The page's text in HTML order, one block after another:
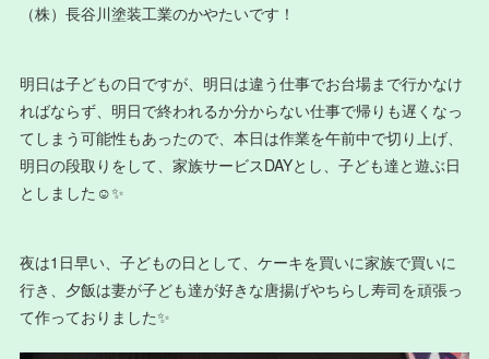
（株）長谷川塗装工業のかやたいです！
明日は子どもの日ですが、明日は違う仕事でお台場まで行かなけ
ればならず、明日で終われるか分からない仕事で帰りも遅くなっ
てしまう可能性もあったので、本日は作業を午前中で切り上げ、
明日の段取りをして、家族サービスDAYとし、子ども達と遊ぶ日
としました☺️✨
夜は1日早い、子どもの日として、ケーキを買いに家族で買いに
行き、夕飯は妻が子ども達が好きな唐揚げやちらし寿司を頑張っ
て作っておりました✨